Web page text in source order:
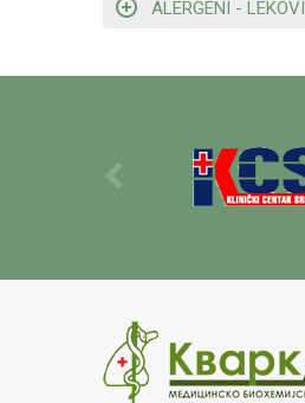
ALERGENI - LEKOVI